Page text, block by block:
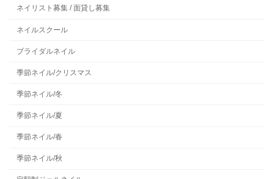
ネイリスト募集 / 面貸し募集
ネイルスクール
ブライダルネイル
季節ネイル/クリスマス
季節ネイル/冬
季節ネイル/夏
季節ネイル/春
季節ネイル/秋